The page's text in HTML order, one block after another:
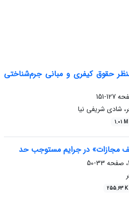
حقوق کیفری و مبانی جرم‌شناختی
127-151
شادی شریفی نیا
1.01 M
مجازات» در جرایم مستوجب حد
33-50
255.63 K